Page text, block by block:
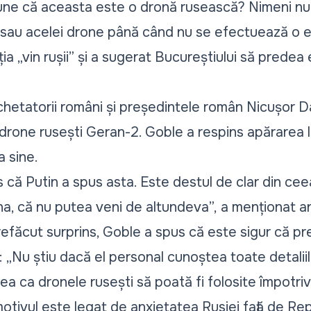
că aceasta este o dronă rusească? Nimeni
acelei drone până când nu se efectuează o
„vin rușii” și a sugerat Bucureștiului să
români și președintele român Nicușor
rusești Geran-2. Goble a respins apărarea
sine.
că Putin a spus asta. Este destul de clar din
că nu putea veni de altundeva”, a menționat
surprins, Goble a spus că este sigur că
„Nu știu dacă el personal cunoștea toate
ca dronele rusești să poată fi folosite
este legat de anxietatea Rusiei față de